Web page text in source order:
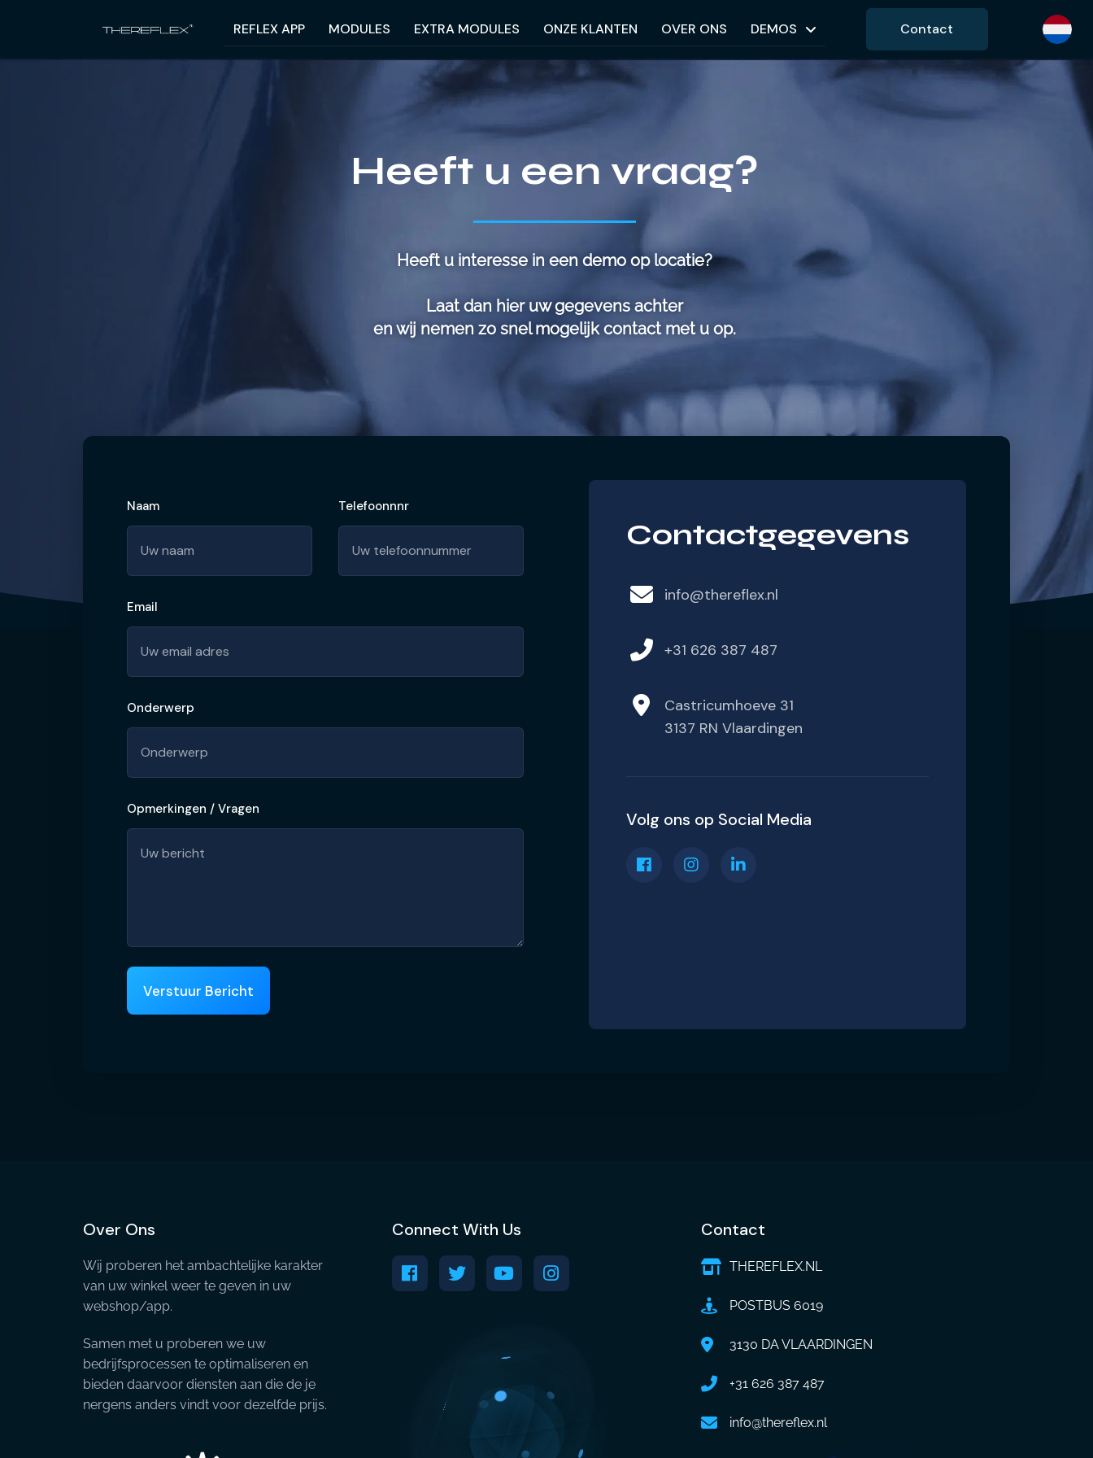
REFLEX APP MODULES EXTRA MODULES ONZE KLANTEN OVER ONS DEMOS Contact
Heeft u een vraag?
Heeft u interesse in een demo op locatie?
Laat dan hier uw gegevens achter
en wij nemen zo snel mogelijk contact met u op.
Naam Telefoonnnr
Email
Onderwerp
Opmerkingen / Vragen
Verstuur Bericht
Contactgegevens
info@thereflex.nl
+31 626 387 487
Castricumhoeve 31
3137 RN Vlaardingen
Volg ons op Social Media
Over Ons
Wij proberen het ambachtelijke karakter
van uw winkel weer te geven in uw
webshop/app.
Samen met u proberen we uw
bedrijfsprocessen te optimaliseren en
bieden daarvoor diensten aan die de je
nergens anders vindt voor dezelfde prijs.
Connect With Us Contact
THEREFLEX.NL
POSTBUS 6019
3130 DA VLAARDINGEN
+31 626 387 487
info@thereflex.nl